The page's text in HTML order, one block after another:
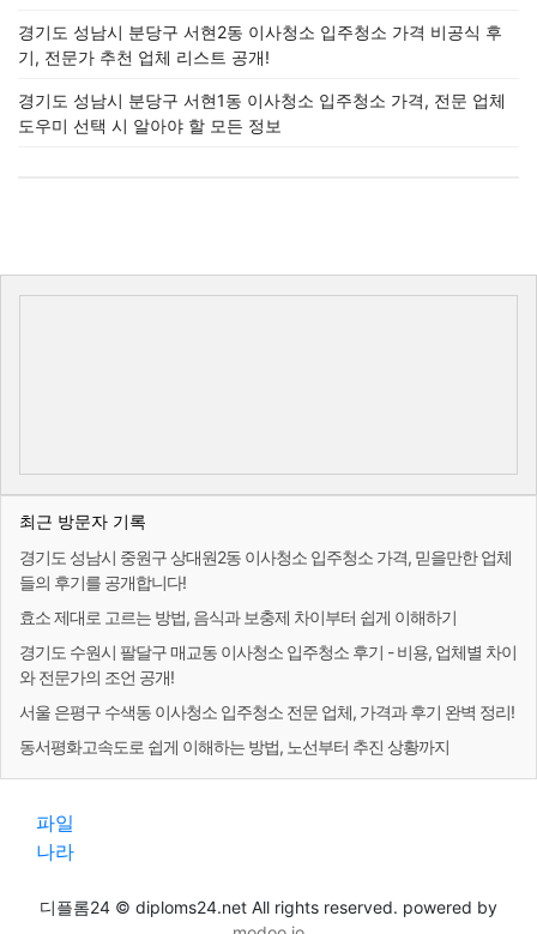
경기도 성남시 분당구 서현2동 이사청소 입주청소 가격 비공식 후
기, 전문가 추천 업체 리스트 공개!
경기도 성남시 분당구 서현1동 이사청소 입주청소 가격, 전문 업체
도우미 선택 시 알아야 할 모든 정보
최근 방문자 기록
경기도 성남시 중원구 상대원2동 이사청소 입주청소 가격, 믿을만한 업체
들의 후기를 공개합니다!
효소 제대로 고르는 방법, 음식과 보충제 차이부터 쉽게 이해하기
경기도 수원시 팔달구 매교동 이사청소 입주청소 후기 - 비용, 업체별 차이
와 전문가의 조언 공개!
서울 은평구 수색동 이사청소 입주청소 전문 업체, 가격과 후기 완벽 정리!
동서평화고속도로 쉽게 이해하는 방법, 노선부터 추진 상황까지
파일
나라
디플롬24 © diploms24.net All rights reserved. powered by